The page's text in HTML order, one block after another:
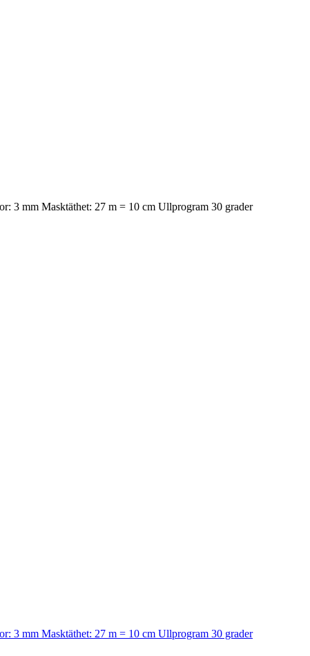
3 mm Masktäthet: 27 m = 10 cm Ullprogram 30 grader
3 mm Masktäthet: 27 m = 10 cm Ullprogram 30 grader